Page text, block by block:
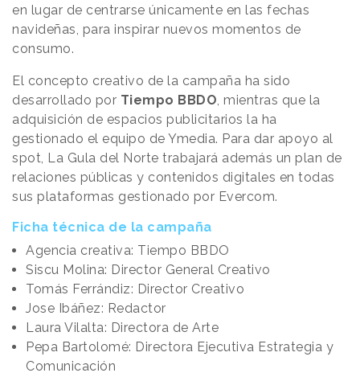
en lugar de centrarse únicamente en las fechas
navideñas, para inspirar nuevos momentos de
consumo.
El concepto creativo de la campaña ha sido
desarrollado por Tiempo BBDO, mientras que la
adquisición de espacios publicitarios la ha
gestionado el equipo de Ymedia. Para dar apoyo al
spot, La Gula del Norte trabajará además un plan de
relaciones públicas y contenidos digitales en todas
sus plataformas gestionado por Evercom.
Ficha técnica de la campaña
Agencia creativa: Tiempo BBDO
Siscu Molina: Director General Creativo
Tomás Ferrándiz: Director Creativo
Jose Ibáñez: Redactor
Laura Vilalta: Directora de Arte
Pepa Bartolomé: Directora Ejecutiva Estrategia y
Comunicación